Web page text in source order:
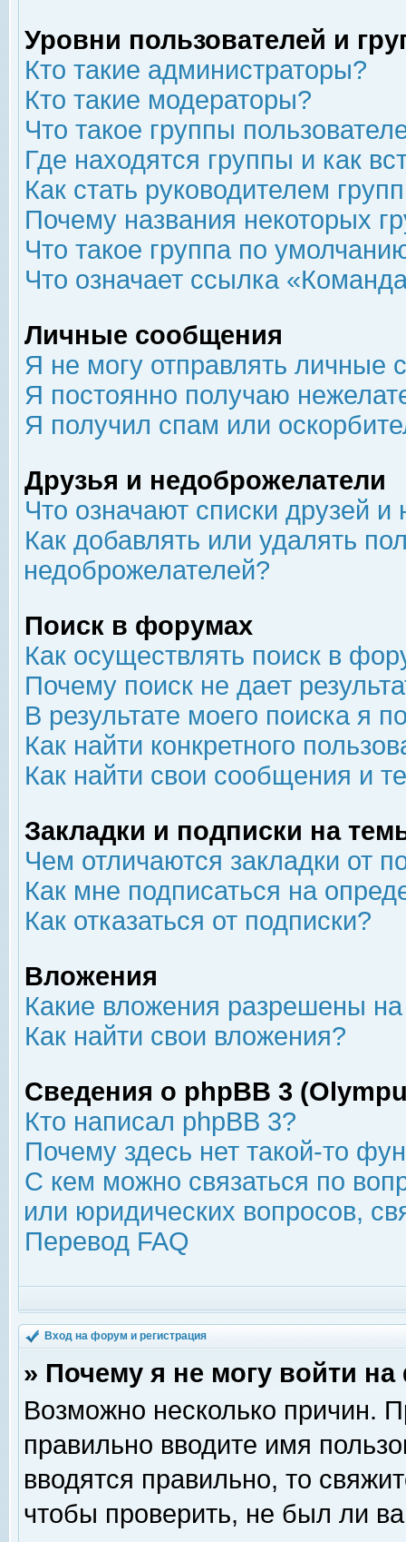
Уровни пользователей и
Кто такие администраторы?
Кто такие модераторы?
Что такое группы
Где находятся группы и как
Как стать руководителем
Почему названия некоторых
Что такое группа по
Что означает ссылка
Личные сообщения
Я не могу отправлять личные
Я постоянно получаю
Я получил спам или
Друзья и недоброжелатели
Что означают списки друзей
Как добавлять или удалять
недоброжелателей?
Поиск в форумах
Как осуществлять поиск в
Почему поиск не дает
В результате моего поиска я
Как найти конкретного
Как найти свои сообщения и
Закладки и подписки на
Чем отличаются закладки от
Как мне подписаться на
Как отказаться от подписки?
Вложения
Какие вложения разрешены
Как найти свои вложения?
Сведения о phpBB 3
Кто написал phpBB 3?
Почему здесь нет такой-то
С кем можно связаться по
или юридических вопросов,
Перевод FAQ
Вход на форум и регистрация
» Почему я не могу войти
Возможно несколько причин.
правильно вводите имя
вводятся правильно, то
чтобы проверить, не был ли